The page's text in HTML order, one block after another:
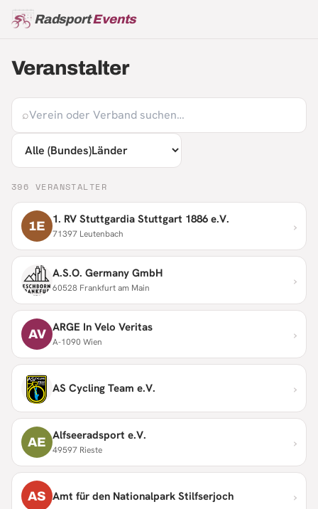
RadsportEvents
Veranstalter
⌕
396 VERANSTALTER
1E 1. RV Stuttgardia Stuttgart 1886 e.V.
71397 Leutenbach ›
A.S.O. Germany GmbH
60528 Frankfurt am Main ›
AV ARGE In Velo Veritas
A-1090 Wien ›
AS Cycling Team e.V. ›
AE Alfseeradsport e.V.
49597 Rieste ›
AS Amt für den Nationalpark Stilfserjoch ›